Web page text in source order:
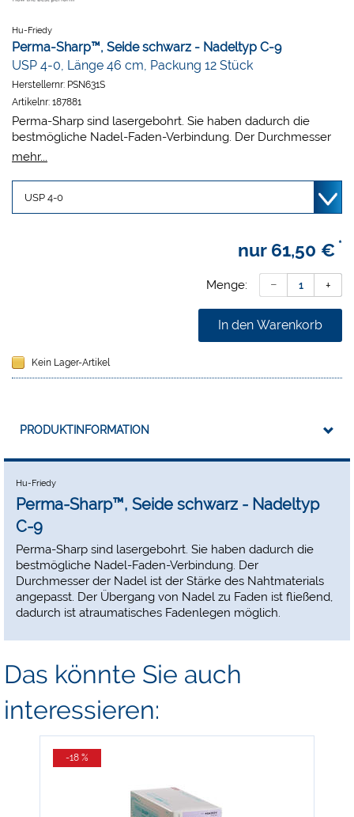
Hu-Friedy
Perma-Sharp™, Seide schwarz - Nadeltyp C-9
USP 4-0, Länge 46 cm, Packung 12 Stück
Herstellernr: PSN631S
Artikelnr: 187881
Perma-Sharp sind lasergebohrt. Sie haben dadurch die
bestmögliche Nadel-Faden-Verbindung. Der Durchmesser
der Nadel ist der Stärke des Nahtmaterials angepasst. Der
atraumatisches Fadenlegen möglich.
mehr...
nur 61,50 € *
Menge:
In den Warenkorb
Kein Lager-Artikel
PRODUKTINFORMATION
Hu-Friedy
Perma-Sharp™, Seide schwarz - Nadeltyp
C-9
Perma-Sharp sind lasergebohrt. Sie haben dadurch die
bestmögliche Nadel-Faden-Verbindung. Der
Durchmesser der Nadel ist der Stärke des Nahtmaterials
angepasst. Der Übergang von Nadel zu Faden ist fließend,
dadurch ist atraumatisches Fadenlegen möglich.
Das könnte Sie auch
interessieren:
-18 %